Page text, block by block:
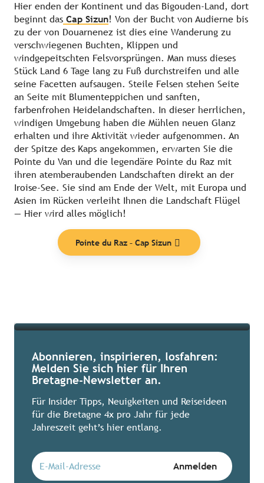
Hier enden der Kontinent und das Bigouden-Land, dort
beginnt das Cap Sizun! Von der Bucht von Audierne bis
zu der von Douarnenez ist dies eine Wanderung zu
verschwiegenen Buchten, Klippen und
windgepeitschten Felsvorsprüngen. Man muss dieses
Stück Land 6 Tage lang zu Fuß durchstreifen und alle
seine Facetten aufsaugen. Steile Felsen stehen Seite
an Seite mit Blumenteppichen und sanften,
farbenfrohen Heidelandschaften. In dieser herrlichen,
windigen Umgebung haben die Mühlen neuen Glanz
erhalten und ihre Aktivität wieder aufgenommen. An
der Spitze des Kaps angekommen, erwarten Sie die
Pointe du Van und die legendäre Pointe du Raz mit
ihren atemberaubenden Landschaften direkt an der
Iroise-See. Sie sind am Ende der Welt, mit Europa und
Asien im Rücken verleiht Ihnen die Landschaft Flügel
— Hier wird alles möglich!
Pointe du Raz – Cap Sizun
Abonnieren, inspirieren, losfahren:
Melden Sie sich hier für Ihren
Bretagne-Newsletter an.
Für Insider Tipps, Neuigkeiten und Reiseideen
für die Bretagne 4x pro Jahr für jede
Jahreszeit geht’s hier entlang.